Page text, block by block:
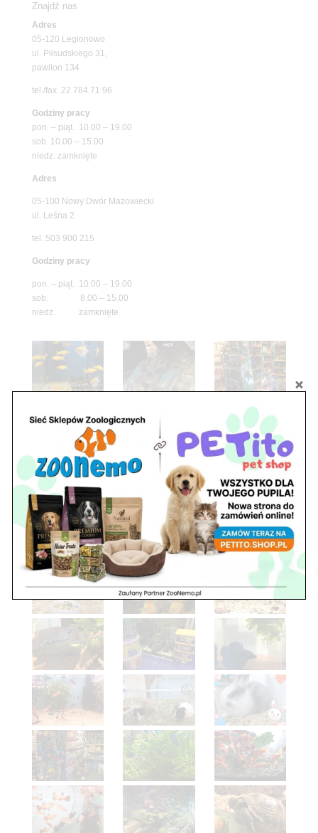
Znajdź nas
Adres
05-120 Legionowo
ul. Piłsudskiego 31,
pawilon 134
tel./fax. 22 784 71 96
Godziny pracy
pon. – piąt. 10.00 – 19.00
sob. 10.00 – 15.00
niedz. zamknięte
Adres
05-100 Nowy Dwór Mazowiecki
ul. Leśna 2
tel. 503 900 215
Godziny pracy
pon. – piąt. 10.00 – 19.00
sob. 8.00 – 15.00
niedz. zamknięte